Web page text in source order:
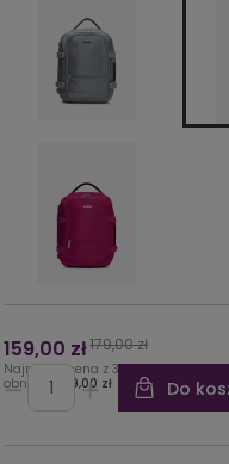
159,00 zł179,00 zł
Najniższa cena z 30 dni przed
obniżką:
169,00 zł Do